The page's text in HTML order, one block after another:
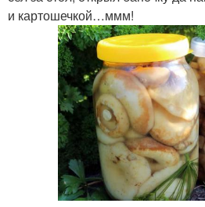
и картошечкой…ммм!